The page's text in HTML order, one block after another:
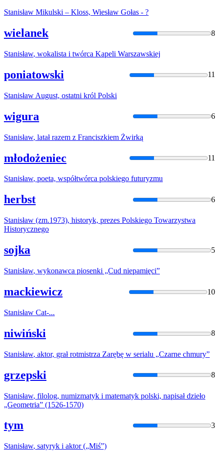
Stanisław Mikulski – Kloss, Wiesław Gołas - ?
wielanek 8
Stanisław, wokalista i twórca Kapeli Warszawskiej
poniatowski 11
Stanisław August, ostatni król Polski
wigura 6
Stanisław, latał razem z Franciszkiem Żwirką
młodożeniec 11
Stanisław, poeta, współtwórca polskiego futuryzmu
herbst 6
Stanisław (zm.1973), historyk, prezes Polskiego Towarzystwa
Historycznego
sojka 5
Stanisław, wykonawca piosenki „Cud niepamięci”
mackiewicz 10
Stanisław Cat-...
niwiński 8
Stanisław, aktor, grał rotmistrza Zarębę w serialu „Czarne chmury”
grzepski 8
Stanisław, filolog, numizmatyk i matematyk polski, napisał dzieło
„Geometria” (1526-1570)
tym 3
Stanisław, satyryk i aktor („Miś”)